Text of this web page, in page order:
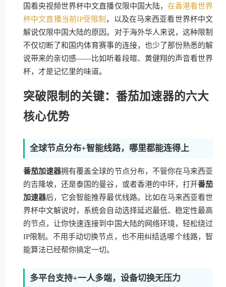
国看央视频世界杯中文直播仅限中国大陆， 在香港看世界
杯中文直播当前IP受限制 ，以及在马来西亚看世界杯中文
解说仅限中国大陆的原因。对于海外华人来说，这种限制
不仅切断了和国内体育赛事的连接，也少了那份熟悉的解
说带来的亲切感——比如听着段暄、黄健翔的声音看世界
杯，才是记忆里的味道。
突破限制的关键：番茄加速器的六大
核心优势
全球节点分布+智能线路，哪里都能连得上
番茄加速器拥有覆盖全球的节点分布，不管你在马来西亚
的吉隆坡，还是泰国的曼谷，或者香港的中环，打开番茄
加速器后，它会智能推荐最优线路。比如在马来西亚看世
界杯中文解说时，系统会自动选择延迟最低、稳定性最高
的节点，让你快速连接到中国大陆的网络环境，轻松绕过
IP限制。不用手动切换节点，也不用纠结选哪个线路，智
能算法已经帮你搞定一切。
多平台支持+一人多端，设备切换无压力